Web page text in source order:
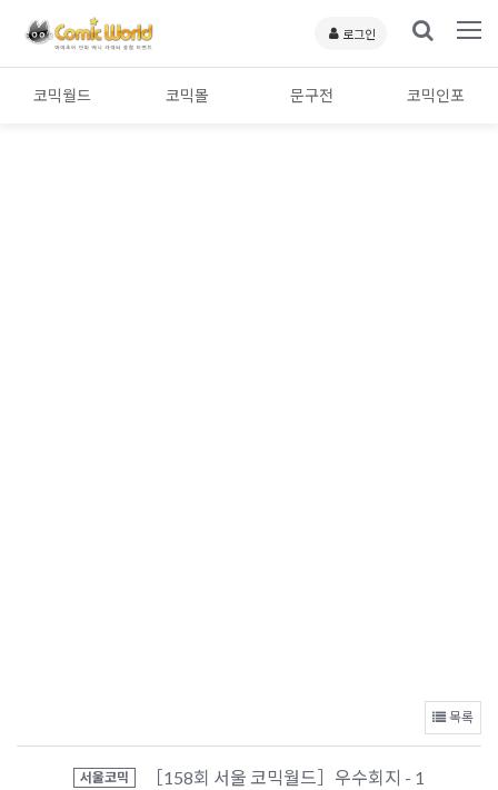
로그인
코믹월드 코믹몰 문구전 코믹인포
목록
서울코믹 ［158회 서울 코믹월드］우수회지 - 1